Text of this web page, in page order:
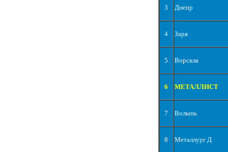
3 Днепр
4 Заря
5 Ворскла
6 МЕТАЛЛИСТ
7 Волынь
8 Металлург Д